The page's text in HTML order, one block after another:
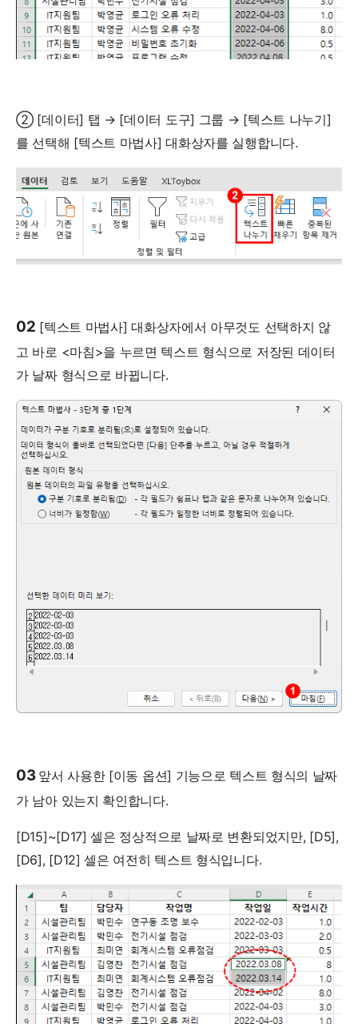
② [데이터] 탭 → [데이터 도구] 그룹 → [텍스트 나누기]
를 선택해 [텍스트 마법사] 대화상자를 실행합니다.
02 [텍스트 마법사] 대화상자에서 아무것도 선택하지 않
고 바로 <마침>을 누르면 텍스트 형식으로 저장된 데이터
가 날짜 형식으로 바뀝니다.
03 앞서 사용한 [이동 옵션] 기능으로 텍스트 형식의 날짜
가 남아 있는지 확인합니다.
[D15]~[D17] 셀은 정상적으로 날짜로 변환되었지만, [D5],
[D6], [D12] 셀은 여전히 텍스트 형식입니다.